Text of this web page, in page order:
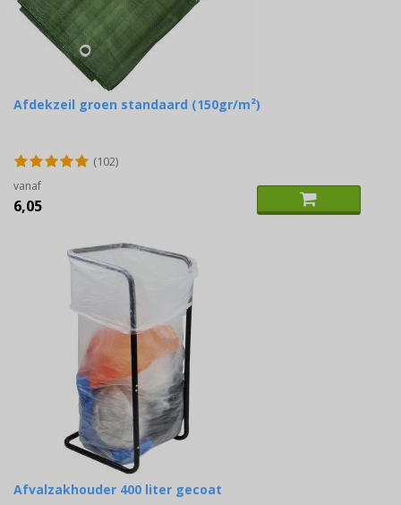
Afdekzeil groen standaard (150gr/m²)
(102)
vanaf
6,05
Afvalzakhouder 400 liter gecoat